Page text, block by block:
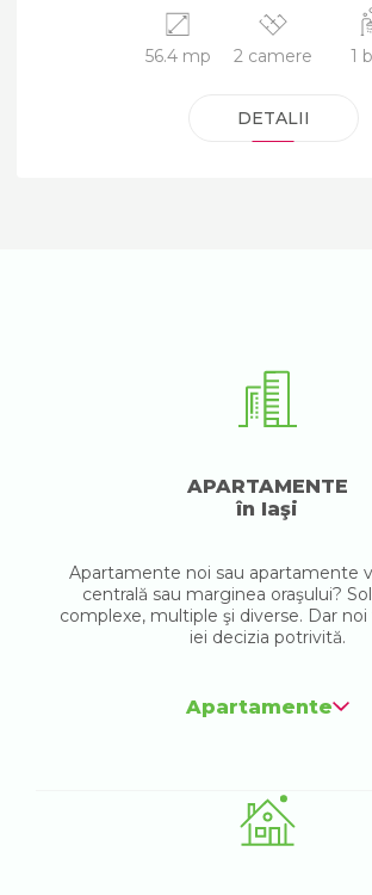
56.4 mp 2 camere 1
DETALII
APARTAMENTE
în Iaşi
Apartamente noi sau apartamente
centrală sau marginea oraşului?
complexe, multiple şi diverse. Dar
iei decizia potrivită.
Apartamente